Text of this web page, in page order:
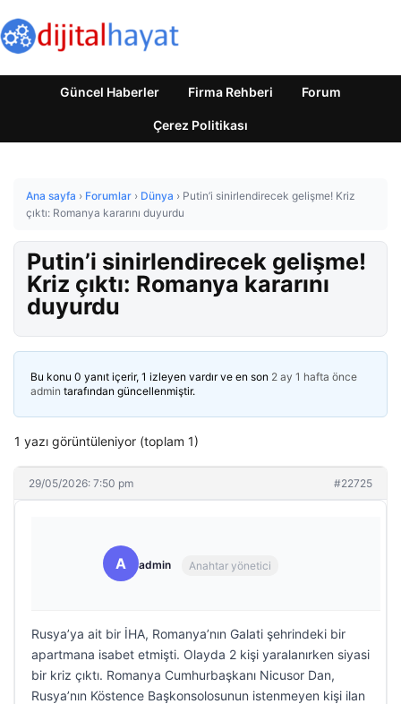
Güncel Haberler Firma Rehberi Forum
Çerez Politikası
Ana sayfa › Forumlar › Dünya › Putin’i sinirlendirecek gelişme! Kriz
çıktı: Romanya kararını duyurdu
Putin’i sinirlendirecek gelişme!
Kriz çıktı: Romanya kararını
duyurdu
Bu konu 0 yanıt içerir, 1 izleyen vardır ve en son 2 ay 1 hafta önce
admin tarafından güncellenmiştir.
1 yazı görüntüleniyor (toplam 1)
29/05/2026: 7:50 pm #22725
A admin Anahtar yönetici
Rusya’ya ait bir İHA, Romanya’nın Galati şehrindeki bir
apartmana isabet etmişti. Olayda 2 kişi yaralanırken siyasi
bir kriz çıktı. Romanya Cumhurbaşkanı Nicusor Dan,
Rusya’nın Köstence Başkonsolosunun istenmeyen kişi ilan